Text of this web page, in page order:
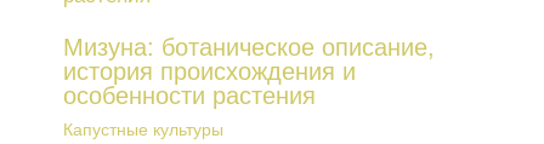
Мизуна: ботаническое описание,
история происхождения и
особенности растения
Капустные культуры